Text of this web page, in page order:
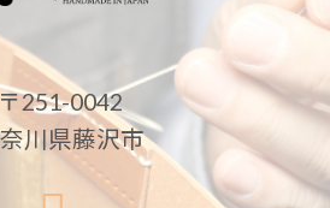
〒251-0042
川県藤沢市